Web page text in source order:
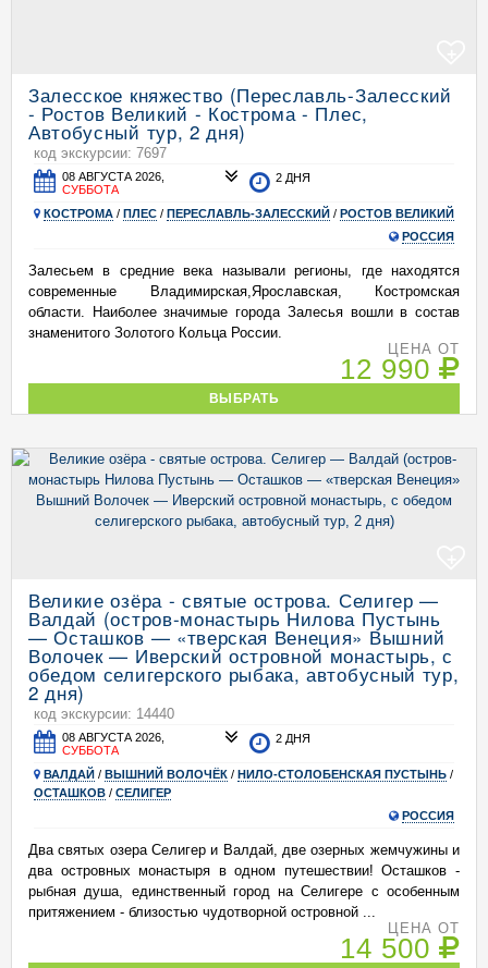
Залесское княжество (Переславль-Залесский
- Ростов Великий - Кострома - Плес,
Автобусный тур, 2 дня)
код экскурсии: 7697
08 АВГУСТА 2026,
СУББОТА
2 ДНЯ
КОСТРОМА / ПЛЕС / ПЕРЕСЛАВЛЬ-ЗАЛЕССКИЙ / РОСТОВ ВЕЛИКИЙ
РОССИЯ
Залесьем в средние века называли регионы, где находятся
современные Владимирская,Ярославская, Костромская
области. Наиболее значимые города Залесья вошли в состав
знаменитого Золотого Кольца России.
ЦЕНА ОТ
12 990
ВЫБРАТЬ
Великие озёра - святые острова. Селигер —
Валдай (остров-монастырь Нилова Пустынь
— Осташков — «тверская Венеция» Вышний
Волочек — Иверский островной монастырь, с
обедом селигерского рыбака, автобусный тур,
2 дня)
код экскурсии: 14440
08 АВГУСТА 2026,
СУББОТА
2 ДНЯ
ВАЛДАЙ / ВЫШНИЙ ВОЛОЧЁК / НИЛО-СТОЛОБЕНСКАЯ ПУСТЫНЬ /
ОСТАШКОВ / СЕЛИГЕР
РОССИЯ
Два святых озера Селигер и Валдай, две озерных жемчужины и
два островных монастыря в одном путешествии! Осташков -
рыбная душа, единственный город на Селигере с особенным
притяжением - близостью чудотворной островной ...
ЦЕНА ОТ
14 500